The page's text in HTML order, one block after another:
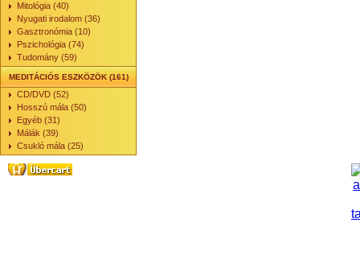
Mitológia (40)
Nyugati irodalom (36)
Gasztronómia (10)
Pszichológia (74)
Tudomány (59)
MEDITÁCIÓS ESZKÖZÖK (161)
CD/DVD (52)
Hosszú mála (50)
Egyéb (31)
Málák (39)
Csukló mála (25)